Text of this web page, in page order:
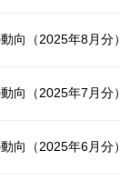
向（2025年8月分）
向（2025年7月分）
向（2025年6月分）